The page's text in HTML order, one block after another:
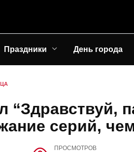
Праздники День города
“Здравствуй,
серий,
ПРОСМОТРОВ